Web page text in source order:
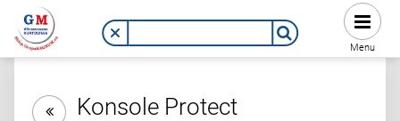
Menu
Konsole Protect